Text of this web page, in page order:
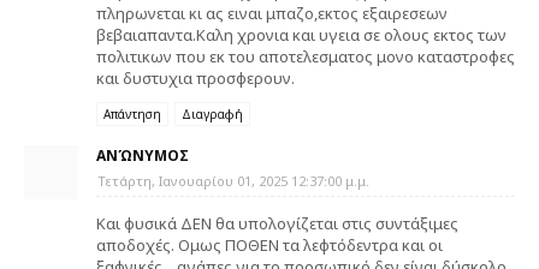
πληρωνεται κι ας ειναι μπαζο,εκτος εξαιρεσεων
βεβαιαπαντα.Καλη χρονια και υγεια σε ολους εκτος των
πολιτικων που εκ του αποτελεσματος μονο καταστροφες
και δυστυχια προσφερουν.
Απάντηση Διαγραφή
ΑΝΏΝΥΜΟΣ
Τετάρτη, Ιανουαρίου 01, 2025 12:37:00 μ.μ.
Και φυσικά ΔΕΝ θα υπολογίζεται στις συντάξιμες
αποδοχές. Ομως ΠΟΘΕΝ τα λεφτόδεντρα και οι